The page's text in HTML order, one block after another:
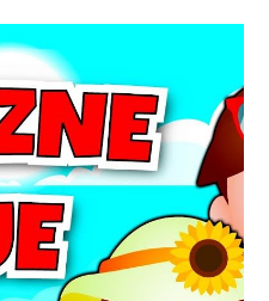
Bezpiecznych
wakacji